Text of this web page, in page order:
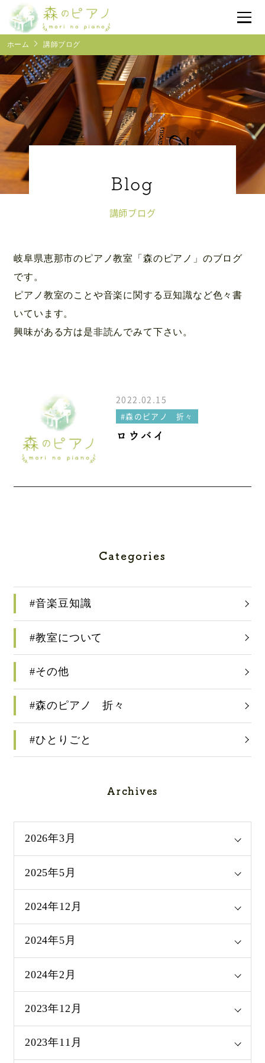
受付時間
10:00~17:00
体験レッスン予約
森のピアノについて
レッスン紹介
アクセス
ホーム 講師ブログ
講師ブログ
岐阜県恵那市のピアノ教室「森のピアノ」のブログ
です。
ピアノ教室のことや音楽に関する豆知識など色々書
いています。
興味がある方は是非読んでみて下さい。
2022.02.15
#森のピアノ 折々
ロウバイ
Categories
#音楽豆知識
#教室について
#その他
#森のピアノ 折々
#ひとりごと
Archives
2026年3月
2025年5月
2024年12月
2024年5月
2024年2月
2023年12月
2023年11月